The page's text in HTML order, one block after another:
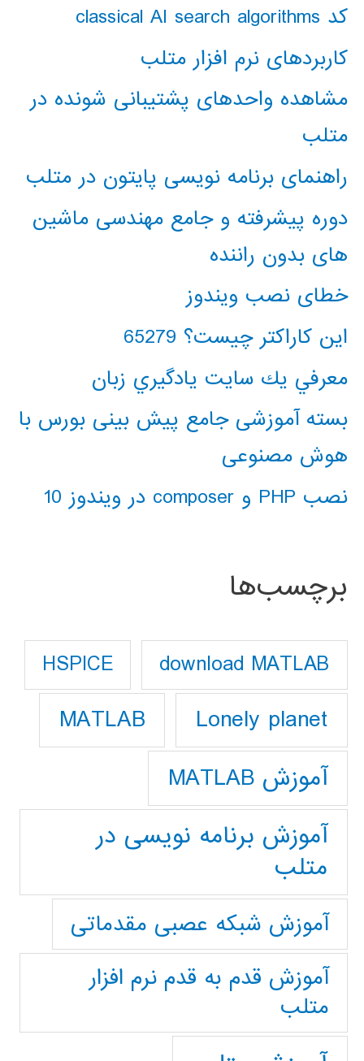
کد classical AI search algorithms
کاربردهای نرم افزار متلب
مشاهده واحدهای پشتیبانی شونده در
متلب
راهنمای برنامه نویسی پایتون در متلب
دوره پیشرفته و جامع مهندسی ماشین
های بدون راننده
خطای نصب ویندوز
این کاراکتر چیست؟ 65279
معرفي يك سايت يادگيري زبان
بسته آموزشی جامع پیش بینی بورس با
هوش مصنوعی
نصب PHP و composer در ویندوز 10
برچسب‌ها
download MATLAB
HSPICE
Lonely planet
MATLAB
آموزش MATLAB
آموزش برنامه نویسی در
متلب
آموزش شبکه عصبی مقدماتی
آموزش قدم به قدم نرم افزار
متلب